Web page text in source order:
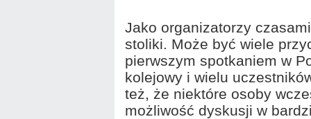
Jako organizatorzy
stoliki. Może być wiele
pierwszym spotkaniem w
kolejowy i wielu
też, że niektóre osoby
możliwość dyskusji w